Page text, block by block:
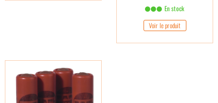
En stock
Voir le produit